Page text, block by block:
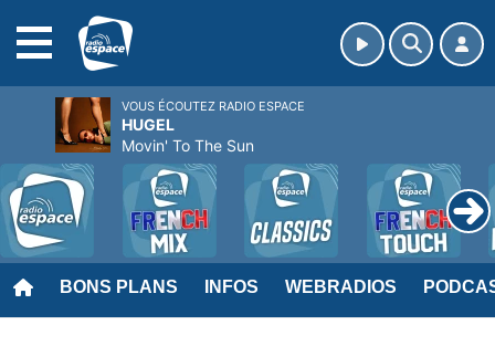
BONS PLANS INFOS WEBRADIOS
VOUS ÉCOUTEZ RADIO ESPACE
HUGEL
Movin' To The Sun